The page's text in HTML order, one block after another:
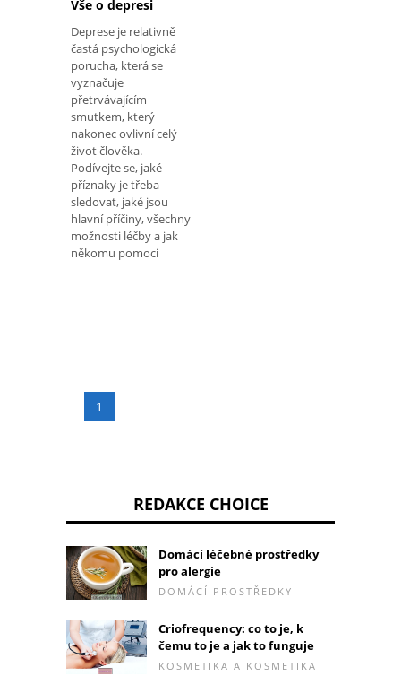
Vše o depresi
Deprese je relativně
častá psychologická
porucha, která se
vyznačuje
přetrvávajícím
smutkem, který
nakonec ovlivní celý
život člověka.
Podívejte se, jaké
příznaky je třeba
sledovat, jaké jsou
hlavní příčiny, všechny
možnosti léčby a jak
někomu pomoci
1
REDAKCE CHOICE
Domácí léčebné prostředky
pro alergie
DOMÁCÍ PROSTŘEDKY
Criofrequency: co to je, k
čemu to je a jak to funguje
KOSMETIKA A KOSMETIKA